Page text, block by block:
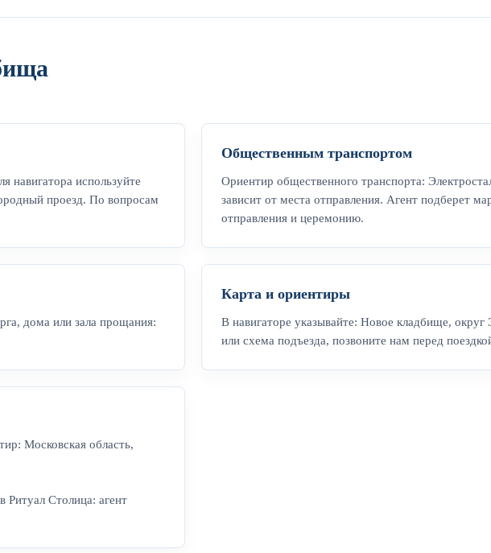
навигатора используйте
проезд. По вопросам
Общественным транспортом
Ориентир общественного транспорта:
зависит от места отправления. Агент подберет
отправления и церемонию.
дома или зала прощания:
Карта и ориентиры
В навигаторе указывайте: Новое кладбище, округ
или схема подъезда, позвоните нам перед
Московская область,
Ритуал Столица: агент